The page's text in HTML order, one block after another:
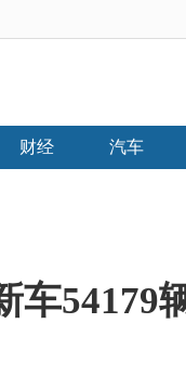
财经 汽车
车54179